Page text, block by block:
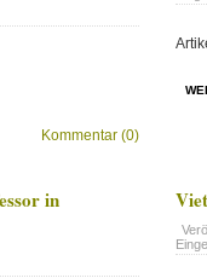
Kommentar (0)
in